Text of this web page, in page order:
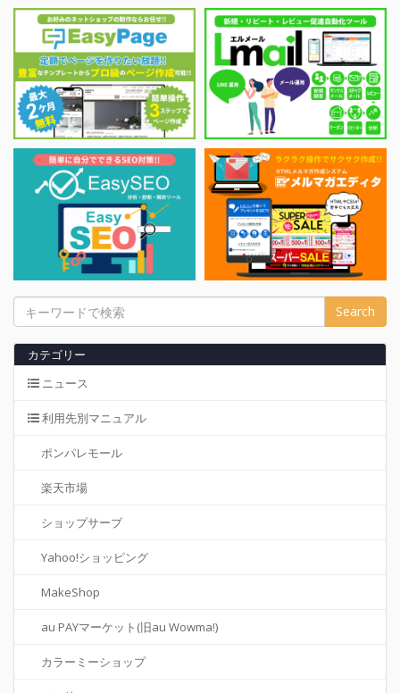
カテゴリー
ニュース
利用先別マニュアル
ポンパレモール
楽天市場
ショップサーブ
Yahoo!ショッピング
MakeShop
au PAYマーケット(旧au Wowma!)
カラーミーショップ